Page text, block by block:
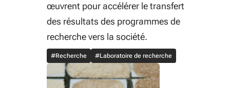
œuvrent pour accélérer le transfert
des résultats des programmes de
recherche vers la société.
#Recherche #Laboratoire de recherche